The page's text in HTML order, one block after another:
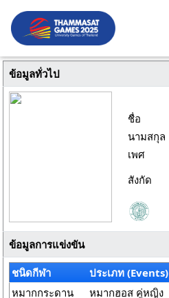
ข้อมูลทั่วไป
ชื่อ
นามสกุล
เพศ
สังกัด
ข้อมูลการแข่งขัน
ชนิดกีฬา
ประเภท (Events)
หมากกระดาน
หมากฮอส คู่หญิง